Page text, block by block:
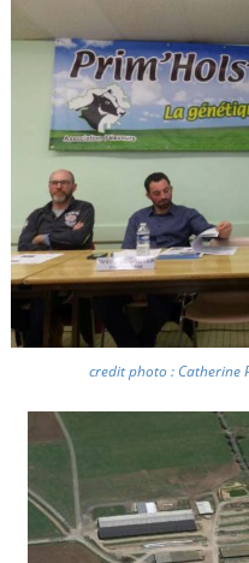
credit photo : Catherine